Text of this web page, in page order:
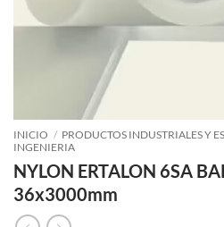
INICIO / PRODUCTOS INDUSTRIALES Y
INGENIERIA
NYLON ERTALON 6SA
36x3000mm